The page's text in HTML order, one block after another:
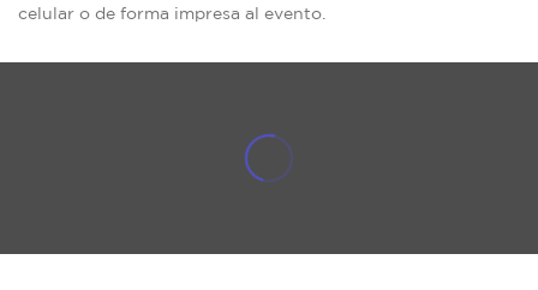
celular o de forma impresa al evento.